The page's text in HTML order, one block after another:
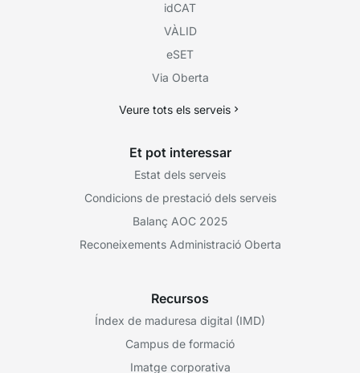
idCAT
VÀLID
eSET
Via Oberta
Veure tots els serveis
Et pot interessar
Estat dels serveis
Condicions de prestació dels serveis
Balanç AOC 2025
Reconeixements Administració Oberta
Recursos
Índex de maduresa digital (IMD)
Campus de formació
Imatge corporativa